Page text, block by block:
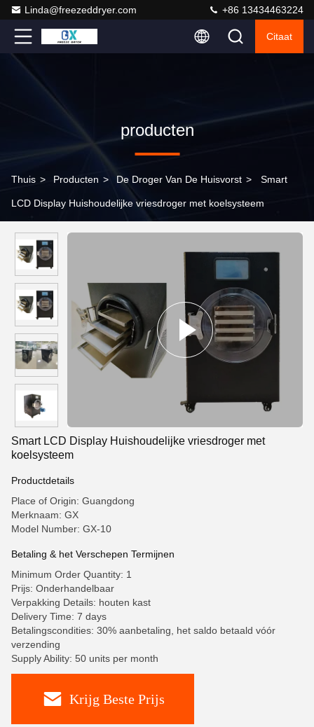
Linda@freezeddryer.com +86 13434463224
Citaat
producten
Thuis > Producten > De Droger Van De Huisvorst > Smart
LCD Display Huishoudelijke vriesdroger met koelsysteem
Smart LCD Display Huishoudelijke vriesdroger met
koelsysteem
Productdetails
Place of Origin: Guangdong
Merknaam: GX
Model Number: GX-10
Betaling & het Verschepen Termijnen
Minimum Order Quantity: 1
Prijs: Onderhandelbaar
Verpakking Details: houten kast
Delivery Time: 7 days
Betalingscondities: 30% aanbetaling, het saldo betaald vóór
verzending
Supply Ability: 50 units per month
Krijg Beste Prijs